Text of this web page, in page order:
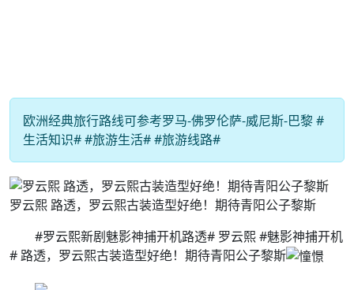
欧洲经典旅行路线可参考罗马-佛罗伦萨-威尼斯-巴黎 #
生活知识# #旅游生活# #旅游线路#
罗云熙 路透️，罗云熙古装造型好绝！期待青阳公子黎斯
#罗云熙新剧魅影神捕开机路透# 罗云熙 #魅影神捕开机
# 路透️，罗云熙古装造型好绝！期待青阳公子黎斯